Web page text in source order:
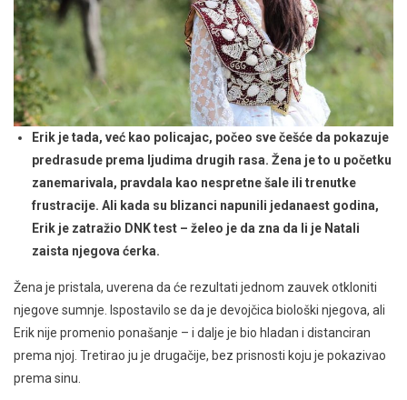
Erik je tada, već kao policajac, počeo sve češće da pokazuje
predrasude prema ljudima drugih rasa. Žena je to u početku
zanemarivala, pravdala kao nespretne šale ili trenutke
frustracije. Ali kada su blizanci napunili jedanaest godina,
Erik je zatražio DNK test – želeo je da zna da li je Natali
zaista njegova ćerka.
Žena je pristala, uverena da će rezultati jednom zauvek otkloniti
njegove sumnje. Ispostavilo se da je devojčica biološki njegova, ali
Erik nije promenio ponašanje – i dalje je bio hladan i distanciran
prema njoj. Tretirao ju je drugačije, bez prisnosti koju je pokazivao
prema sinu.